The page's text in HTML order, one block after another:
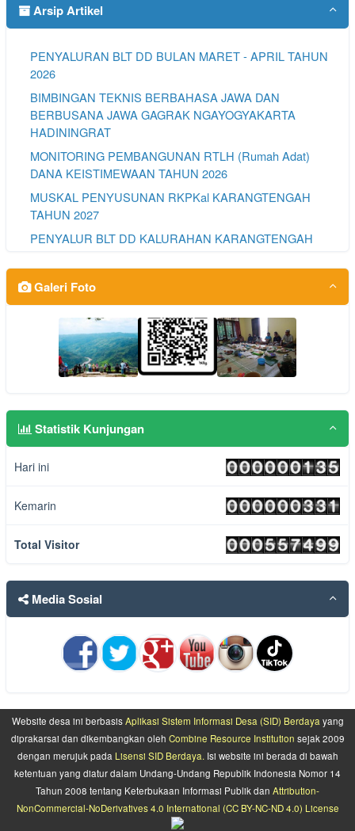
Arsip Artikel
PENYALURAN BLT DD BULAN MARET - APRIL TAHUN
2026
BIMBINGAN TEKNIS BERBAHASA JAWA DAN
BERBUSANA JAWA GAGRAK NGAYOGYAKARTA
HADININGRAT
MONITORING PEMBANGUNAN RTLH (Rumah Adat)
DANA KEISTIMEWAAN TAHUN 2026
MUSKAL PENYUSUNAN RKPKal KARANGTENGAH
TAHUN 2027
PENYALUR BLT DD KALURAHAN KARANGTENGAH
SOSIALISASI RUMAH PANGAN B2SA PKK
KALURAHAN KARANGTENGAH TAHAP I
Galeri Foto
Statistik Kunjungan
Hari ini
Kemarin
Total Visitor
Media Sosial
Website desa ini berbasisAplikasi Sistem Informasi Desa (SID) Berdaya yang
diprakarsai dan dikembangkan oleh Combine Resource Institution sejak 2009
dengan merujuk pada Lisensi SID Berdaya. Isi website ini berada di bawah
ketentuan yang diatur dalam Undang-Undang Republik Indonesia Nomor 14
Tahun 2008 tentang Keterbukaan Informasi Publik dan Attribution-
NonCommercial-NoDerivatives 4.0 International (CC BY-NC-ND 4.0) License